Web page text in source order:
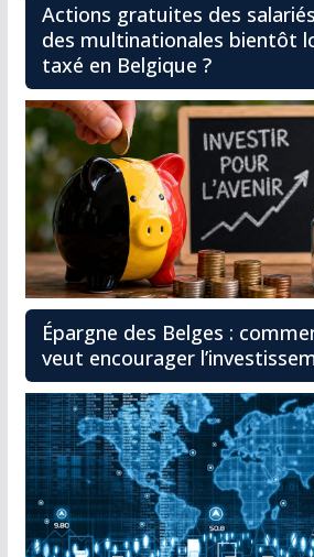
Actions gratuites des
des multinationales bientôt
taxé en Belgique ?
Épargne des Belges :
veut encourager